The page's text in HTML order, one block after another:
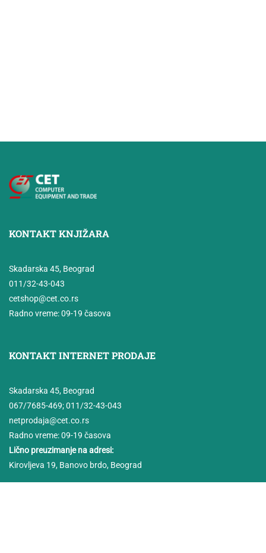
KONTAKT KNJIŽARA
Skadarska 45, Beograd
011/32-43-043
cetshop@cet.co.rs
Radno vreme: 09-19 časova
KONTAKT INTERNET PRODAJE
Skadarska 45, Beograd
067/7685-469;011/32-43-043
netprodaja@cet.co.rs
Radno vreme: 09-19 časova
Lično preuzimanje na adresi:
Kirovljeva 19, Banovo brdo, Beograd